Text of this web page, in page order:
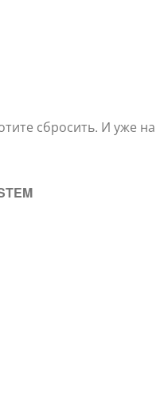
сбросить. И уже на